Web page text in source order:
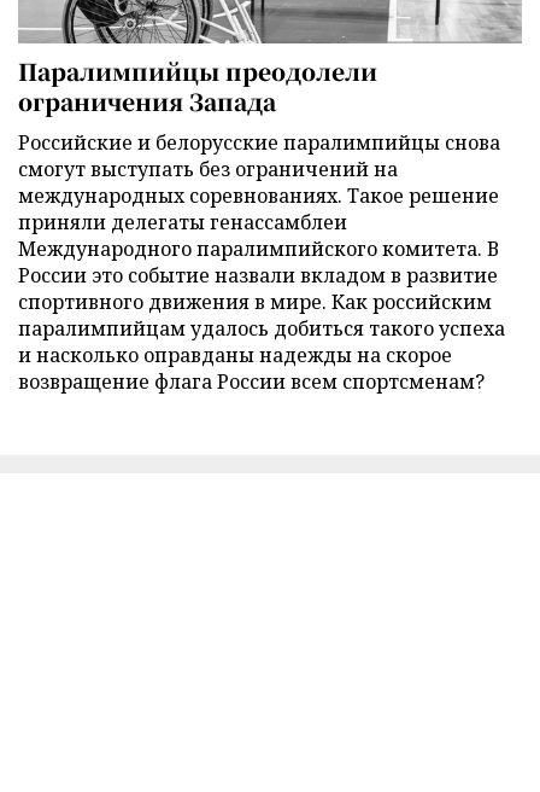
Паралимпийцы преодолели
ограничения Запада
Российские и белорусские паралимпийцы снова
смогут выступать без ограничений на
международных соревнованиях. Такое решение
приняли делегаты генассамблеи
Международного паралимпийского комитета. В
России это событие назвали вкладом в развитие
спортивного движения в мире. Как российским
паралимпийцам удалось добиться такого успеха
и насколько оправданы надежды на скорое
возвращение флага России всем спортсменам?